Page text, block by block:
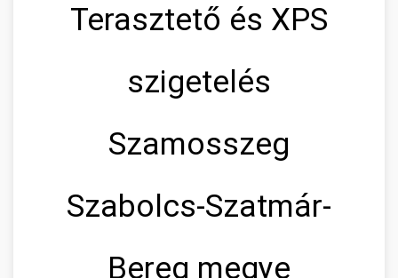
Terasztető és XPS
szigetelés
Szamosszeg
Szabolcs-Szatmár-
Bereg megye